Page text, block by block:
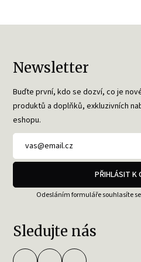
Newsletter
Buďte první, kdo se dozví, co je
produktů a doplňků, exkluzivních
eshopu.
PŘIHLÁSIT K
Odesláním formuláře souhlasíte se
Sledujte nás